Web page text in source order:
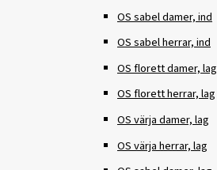
OS sabel damer, ind
OS sabel herrar, ind
OS florett damer, lag
OS florett herrar, lag
OS värja damer, lag
OS värja herrar, lag